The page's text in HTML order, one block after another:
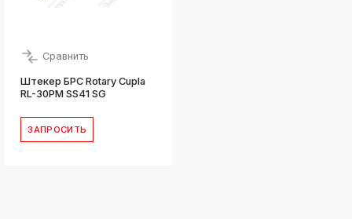
Сравнить
Штекер БРС Rotary Cupla
RL-30PM SS41 SG
ЗАПРОСИТЬ